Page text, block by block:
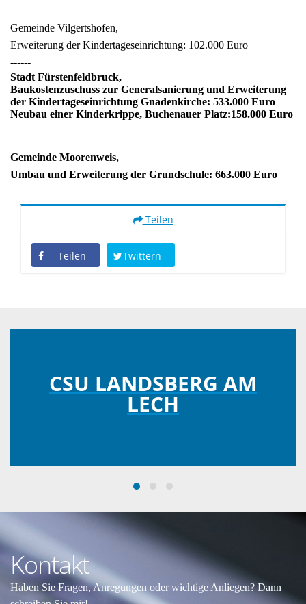
Gemeinde Vilgertshofen,
Erweiterung der Kindertageseinrichtung: 102.000 Euro
------
Stadt Fürstenfeldbruck,
Baukostenzuschuss zur Generalsanierung und Erweiterung
der Kindertageseinrichtung Gnadenkirche: 533.000 Euro
Neubau einer Kinderkrippe, Buchenauer Platz:158.000 Euro
Gemeinde Moorenweis,
Umbau und Erweiterung der Grundschule: 663.000 Euro
Teilen
Teilen Twittern
CSU LANDSBERG AM
LECH
Kontakt
Haben Sie Fragen, Anregungen oder wichtige Anliegen? Dann